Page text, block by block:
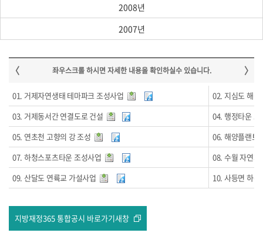
2008년
2007년
01. 거제자연생태 테마파크 조성사업
02. 지심도 해
03. 거제동서간 연결도로 건설
04. 행정타운 조
05. 연초천 고향의 강 조성
06. 해양플랜트
07. 하청스포츠타운 조성사업
08. 수월 자연
09. 산달도 연륙교 가설사업
10. 사등면 하
지방재정365 통합공시 바로가기새창